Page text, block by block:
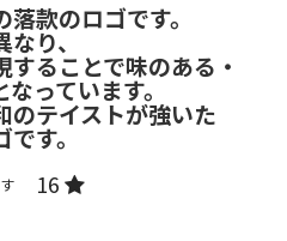
款のロゴです。
り、
ることで味のある・
っています。
のテイストが強いた
す。
16